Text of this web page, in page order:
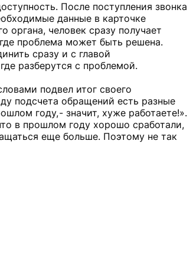
После поступления звонка
данные в карточке
человек сразу получает
проблема может быть решена.
сразу и с главой
разберутся с проблемой.
подвел итог своего
подсчета обращений есть разные
году, - значит, хуже работаете!».
в прошлом году хорошо сработали,
еще больше. Поэтому не так